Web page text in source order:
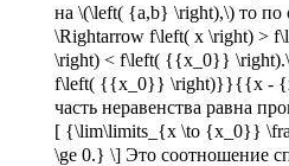
на \(\left( {a,b} \right),\) то
\Rightarrow f\left( x \right) >
\right) < f\left( {{x_0}}
f\left( {{x_0}} \right)}}{{x -
часть неравенства равна
[ {\lim\limits_{x \to {x_0}}
\ge 0.} \] Это соотношение